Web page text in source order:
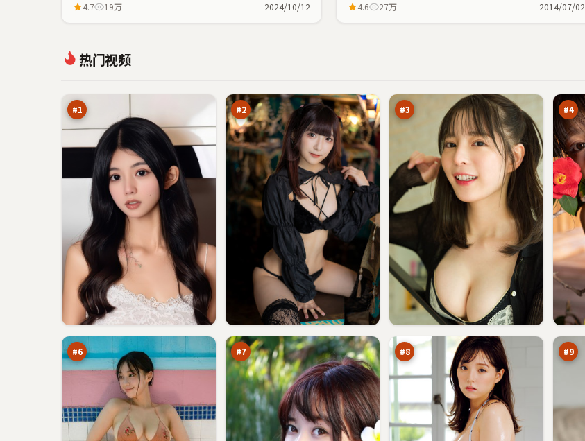
凑。4.7 19万 2024/10/12
凑。
4.6 27万 2014/07/02
热门视频
#1
逆
光
#2 #3 #4
#6
计
时
96
万
#7
面万
#8
序万
#9
夜
航
船
90
万